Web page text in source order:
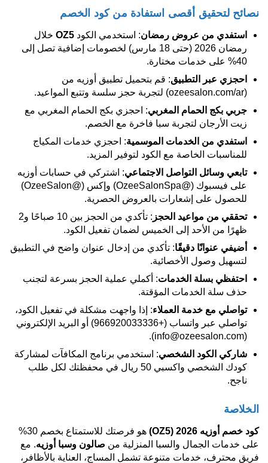
نصائح لتحقيق أقصى استفادة من كود الخصم
استفدي من عروض رمضان: استخدمي الكود OZ5 خلال
رمضان 2026 (حتى 18 مارس) لخصومات إضافية تصل إلى
40% على خدمات مختارة.
احجزي عبر التطبيق: قم بتحميل تطبيق أوزيه من
(ozeesalon.com/ar) لتجربة حجز سلسة وتتبع المواعيد.
جربي بكج الحمام المغربي: احجزي بكج الحمام المغربي مع
زيت الأرجان لتجربة سبا فاخرة مع الخصم.
استفدي من الخدمات الموسمية: احجزي خدمات المكياج
للمناسبات الخاصة مع الكود لتوفير المزيد.
تابعي وسائل التواصل الاجتماعي: اشتركي في حسابات أوزيه
على فيسبوك (@OzeeSalonSpa) وإكس (@OzeeSalon)
للحصول على إشعارات بالعروض الحصرية.
تحققي من مواعيد الحجز
: تأكدي من الحجز بين 10 صباحًا و2
ظهرًا من الأحد إلى الخميس لضمان تفعيل الكود.
أضيفي عنوانًا دقيقًا: تأكدي من إدخال عنوان واضح في التطبيق
لتسهيل وصول الأخصائية.
احتفظي بسلة الخدمات: أكملي عملية الحجز بسرعة لتجنب
حذف سلة الخدمات المؤقتة.
تواصلي مع خدمة العملاء: إذا واجهت مشكلة في تفعيل الكود،
تواصلي عبر واتساب (+966920033336) أو البريد الإلكتروني
(info@ozeesalon.com).
شاركي الكود الشخصي: استخدمي برنامج المكافآت لمشاركة
كودك الشخصي واكسبي 50 ريال في محفظتك لكل طلب
ناجح.
الخلاصة
كود خصم أوزيه 2026 (OZ5)
هو فرصتك للاستمتاع بخصم 30%
على خدمات الجمال والسبا المنزلية من صالون وسبا أوزيه. مع
فريق محترف، خدمات متنوعة تشمل المساج، العناية بالأظافر،